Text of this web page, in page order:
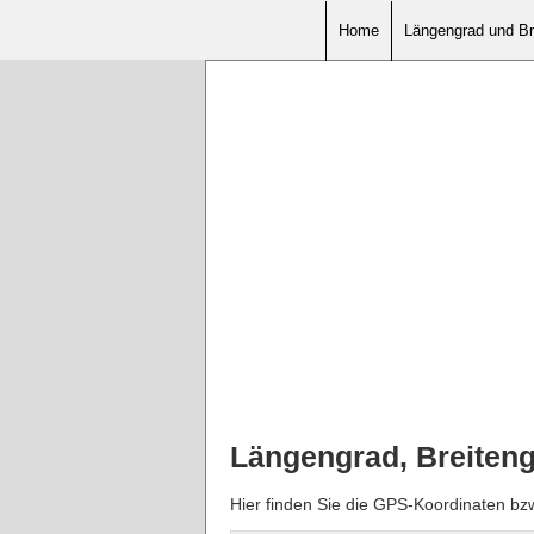
Home Längengrad und
Längengrad,
Hier finden Sie die GPS-Koordinaten